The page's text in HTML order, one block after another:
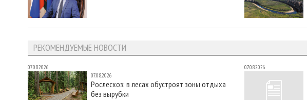
РЕКОМЕНДУЕМЫЕ НОВОСТИ
07.08.2026
07.08.2026
Рослесхоз: в лесах обустроят зоны отдыха
без вырубки
07.08.2026